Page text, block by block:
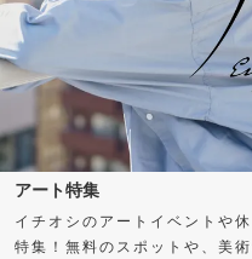
アート特集
イチオシのアートイベントや
特集！無料のスポットや、美